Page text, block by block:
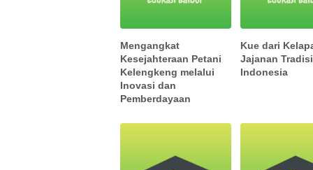
Mengangkat
Kesejahteraan Petani
Kelengkeng melalui
Inovasi dan
Pemberdayaan
Kue dari
Jajanan
Indonesia